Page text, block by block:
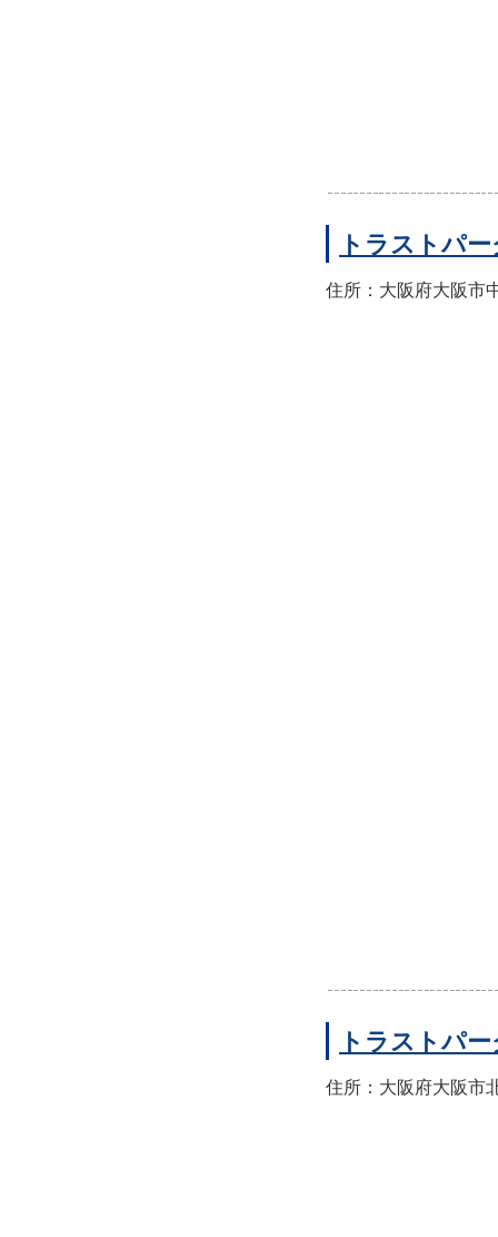
トラストパ
住所：大阪府大阪市
トラストパ
住所：大阪府大阪市